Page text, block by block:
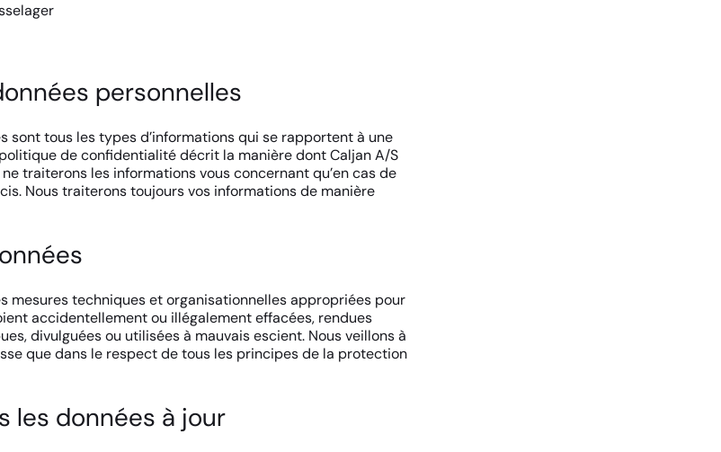
personnelles
sont tous les types d’informations qui se rapportent à une
de confidentialité décrit la manière dont Caljan A/S
traiterons les informations vous concernant qu’en cas de
Nous traiterons toujours vos informations de manière
mesures techniques et organisationnelles appropriées pour
accidentellement ou illégalement effacées, rendues
divulguées ou utilisées à mauvais escient. Nous veillons à
que dans le respect de tous les principes de la protection
les données à jour